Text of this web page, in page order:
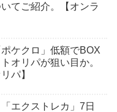
てご紹介。【オンラ
ポケクロ」低額でBOX
オリパが狙い目か。
パ】
「エクストレカ」7日